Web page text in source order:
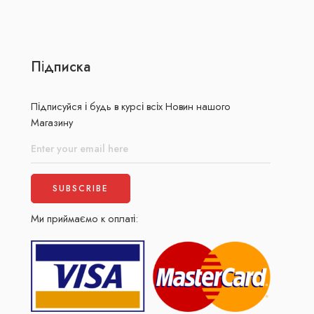
Підписка
Підписуйся і будь в курсі всіх Новин нашого
Магазину
Ми приймаємо к оплаті: